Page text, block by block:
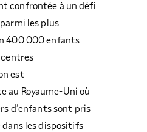
confrontée à un défi
les plus
400 000 enfants
centres
est
au Royaume-Uni où
d’enfants sont pris
les dispositifs